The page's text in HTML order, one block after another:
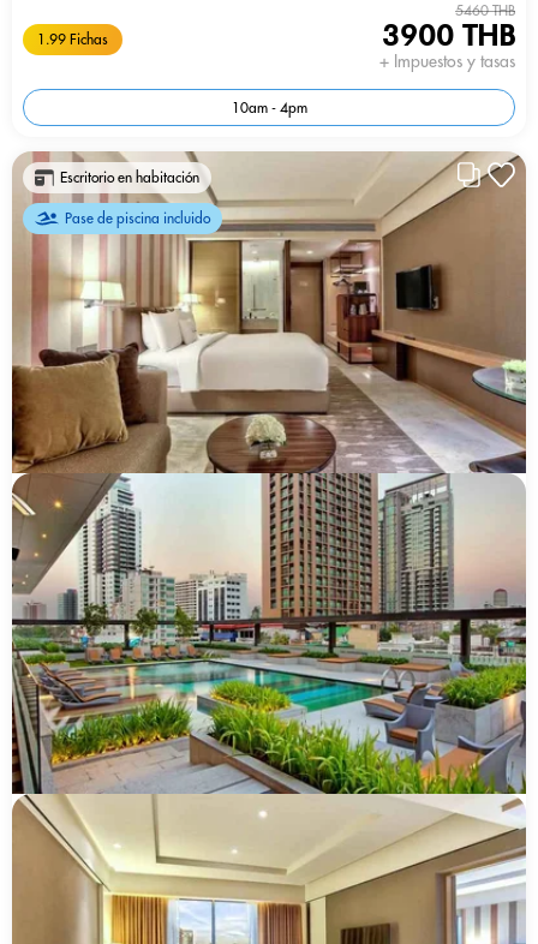
1.99 Fichas
5460 THB
3900 THB
+ Impuestos y tasas
10am - 4pm
Escritorio en habitación
Pase de piscina incluido